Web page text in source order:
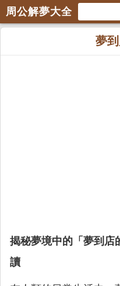
周公解夢大全
夢
揭秘夢境中的「夢到店
讀